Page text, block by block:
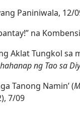
Paniniwala, 12/
na
Aklat Tungkol sa
ng Tao sa
Tanong Namin’ (
7/09